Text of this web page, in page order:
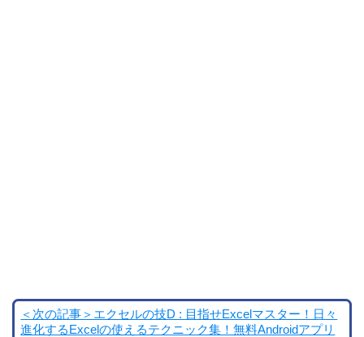
＜次の記事＞エクセルの技D : 目指せExcelマスター！日々
進化するExcelの使えるテクニック集！無料Androidアプリ